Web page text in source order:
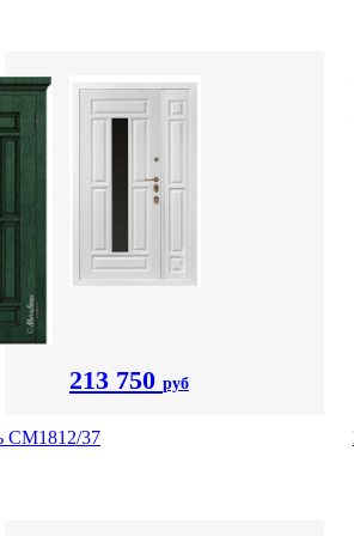
213 750 руб
СМ1812/37